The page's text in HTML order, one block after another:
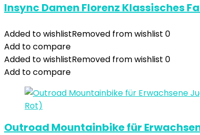
Insync Damen Florenz Klassisches
Added to wishlistRemoved from wishlist 0
Add to compare
Added to wishlistRemoved from wishlist 0
Add to compare
Outroad Mountainbike für